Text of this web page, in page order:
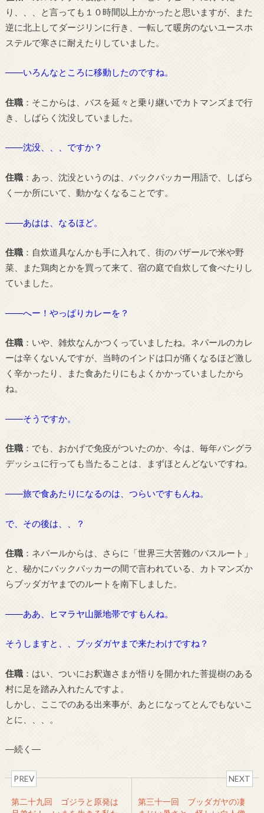
り、、、と言っても１０時間以上かかったと思いますが、また
逆に北上してダージリンに行き、一転して暖房のないユースホ
ステルで寒さに耐えたりしていました。
――いろんなところに移動したのですね。
住職：そこからは、バスを延々と乗り継いでカトマンズまで行
き、しばらく沈没していました。
――沈没、、、ですか？
住職：あっ、沈没というのは、バックパッカー用語で、しばら
く一か所にいて、動かなくなることです。
――あはは、なるほど。
住職：自炊道具なんかも手に入れて、街のバザールで米や野
菜、また鶏肉とかを買って来て、宿の庭で自炊して食べたりし
ていました。
――へー！やっぱりカレーを？
住職：いや、雑炊なんかつくっていましたね。ネパールのカレ
ーは辛くないんですが、当時のインドは口が痛くなるほど激し
く辛かったり、また食あたりにもよくかかっていましたから
ね。
――そうですか。
住職：でも、おかげで免疫がついたのか、今は、毎年バングラ
デッシュに行っても当たることは、まずほとんどないですね。
――旅で食あたりになるのは、つらいですもんね。
で、その後は、、？
住職：ネパールからは、さらに「世界三大苦難のバスルート」
と、秘かにバックパッカーの間で言われている、カトマンズか
らブッダガヤまでのルートを南下しました。
――ああ、ヒマラヤ山脈地帯ですもんね。
そうしますと、、ブッダガヤまで来たわけですね？
住職：はい、ついにお釈迦さまが悟りを開かれた菩提樹のある
村に足を踏み入れたんですよ。
しかし、ここでのある出来事が、あとになってとんでもないこ
とに、、、。
―続く―
PREV
第二十九回 ゴジラと原発は
NEXT
第三十一回 ブッダガヤの凄